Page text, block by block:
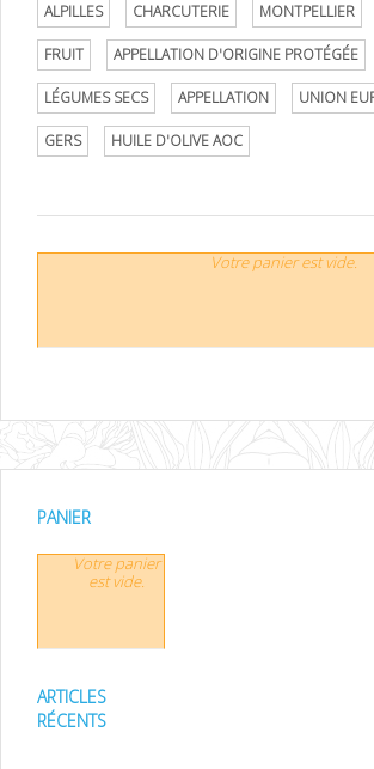
ALPILLES CHARCUTERIE MONTPELLIER
FRUIT APPELLATION D'ORIGINE PROTÉGÉE
LÉGUMES SECS APPELLATION UNION
GERS HUILE D'OLIVE AOC
Votre panier est vide.
PANIER
Votre panier
est vide.
ARTICLES
RÉCENTS